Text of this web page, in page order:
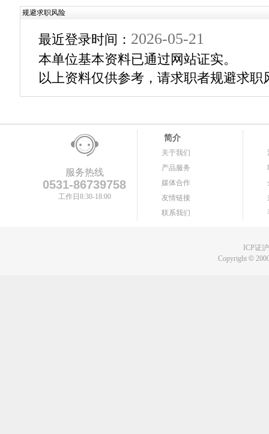
规避求职风险
最近登录时间： 2026-05-21
本单位基本资料已通过网站证实。
以上资料仅供参考，请求职者规避求职
服务热线
0531-86739758
工作日8:30-18:00
简介
关于我们
产品服务
媒体合作
友情链接
联系我们
ICP证
Copyright©